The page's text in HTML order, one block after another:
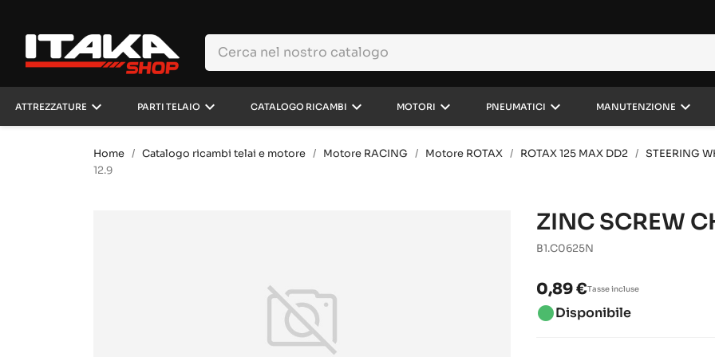
ATTREZZATURE keyboard_arrow_down PARTI TELAIO keyboard_arrow_down CATALOGO RICAMBI keyboard_arrow_down MOTORI keyboard_arrow_down PNEUMATICI keyboard_arrow_down MANUTENZIONE keyboard_arrow_down
Home Catalogo ricambi telai e motore Motore RACING Motore ROTAX ROTAX 125 MAX DD2 STEERING
12.9
ZINC SCREW
B1.C0625N
0,89 €Tasse incluse
brightness_1Disponibile